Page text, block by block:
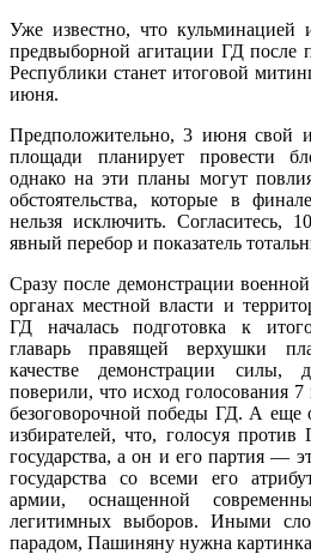
Уже известно, что
предвыборной агитации ГД после
Республики станет итоговой
июня.
Предположительно, 3 июня свой
площади планирует провести
однако на эти планы могут
обстоятельства, которые в
нельзя исключить. Согласитесь,
явный перебор и показатель
Сразу после демонстрации
органах местной власти и
ГД началась подготовка к
главарь правящей верхушки
качестве демонстрации силы,
поверили, что исход голосования
безоговорочной победы ГД. А еще
избирателей, что, голосуя
государства, а он и его партия —
государства со всеми его
армии, оснащенной
легитимных выборов. Иными
парадом, Пашиняну нужна